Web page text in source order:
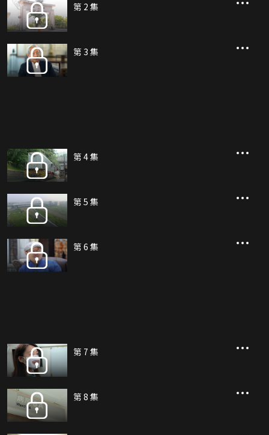
第 2 集
第 3 集
第 4 集
第 5 集
第 6 集
第 7 集
第 8 集